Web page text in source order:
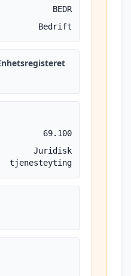
BEDR
Bedrift
69.100
Juridisk
tjenesteyting